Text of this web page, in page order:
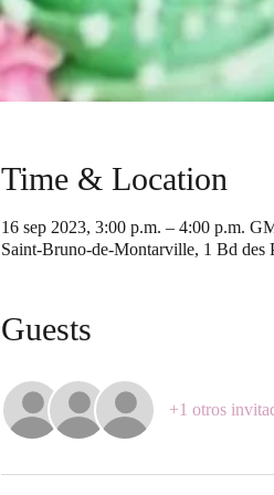
Time & Location
16 sep 2023, 3:00 p.m. – 4:00 p.m.
Saint-Bruno-de-Montarville, 1 Bd des
Guests
+1 otros